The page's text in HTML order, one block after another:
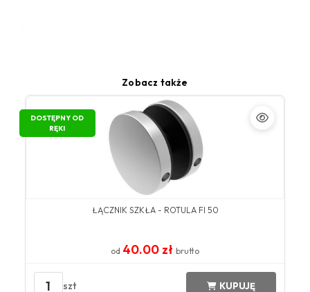
Zobacz także
DOSTĘPNY OD
RĘKI
ŁĄCZNIK SZKŁA - ROTULA FI 50
od 40.00 zł brutto
1 szt KUPUJĘ